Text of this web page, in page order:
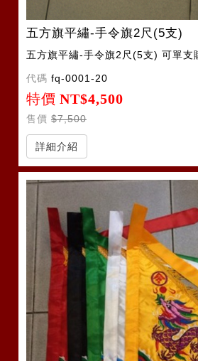
五方旗平繡-手令旗2尺(5支)
五方旗平繡-手令旗2尺(5支) 可單支
代碼 fq-0001-20
特價 NT$4,500
售價 $7,500
詳細介紹